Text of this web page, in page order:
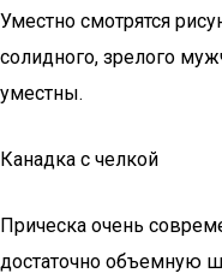
Уместно смотрятся
солидного, зрелого
уместны.
Канадка с челкой
Прическа очень
достаточно объемную